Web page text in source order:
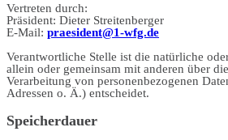
Vertreten durch:
Präsident: Dieter Streitenberger
E-Mail: praesident@1-wfg.de
Verantwortliche Stelle ist die natürliche
allein oder gemeinsam mit anderen über
Verarbeitung von personenbezogenen
Adressen o. Ä.) entscheidet.
Speicherdauer